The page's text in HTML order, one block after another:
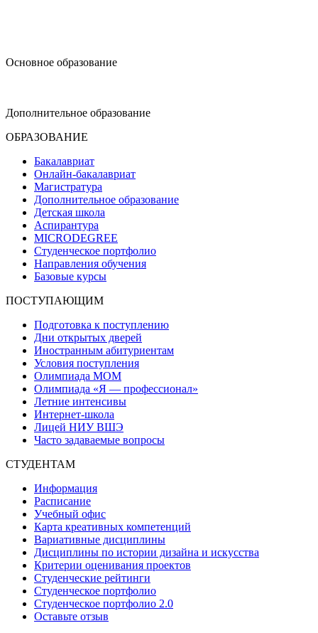
Основное образование
Дополнительное образование
ОБРАЗОВАНИЕ
Бакалавриат
Онлайн-бакалавриат
Магистратура
Дополнительное образование
Детская школа
Аспирантура
MICRODEGREE
Студенческое портфолио
Направления обучения
Базовые курсы
ПОСТУПАЮЩИМ
Подготовка к поступлению
Дни открытых дверей
Иностранным абитуриентам
Условия поступления
Олимпиада МОМ
Олимпиада «Я — профессионал»
Летние интенсивы
Интернет-школа
Лицей НИУ ВШЭ
Часто задаваемые вопросы
СТУДЕНТАМ
Информация
Расписание
Учебный офис
Карта креативных компетенций
Вариативные дисциплины
Дисциплины по истории дизайна и искусства
Критерии оценивания проектов
Студенческие рейтинги
Студенческое портфолио
Студенческое портфолио 2.0
Оставьте отзыв